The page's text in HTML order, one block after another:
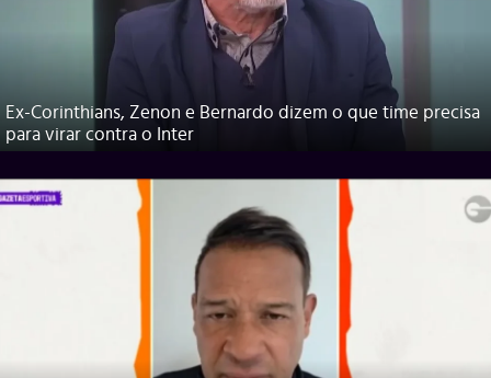
Ex-Corinthians, Zenon e Bernardo dizem o que time precisa
para virar contra o Inter